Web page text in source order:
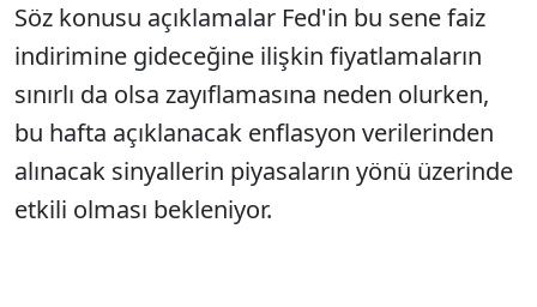
Söz konusu açıklamalar Fed'in bu sene faiz
indirimine gideceğine ilişkin fiyatlamaların
sınırlı da olsa zayıflamasına neden olurken,
bu hafta açıklanacak enflasyon verilerinden
alınacak sinyallerin piyasaların yönü üzerinde
etkili olması bekleniyor.